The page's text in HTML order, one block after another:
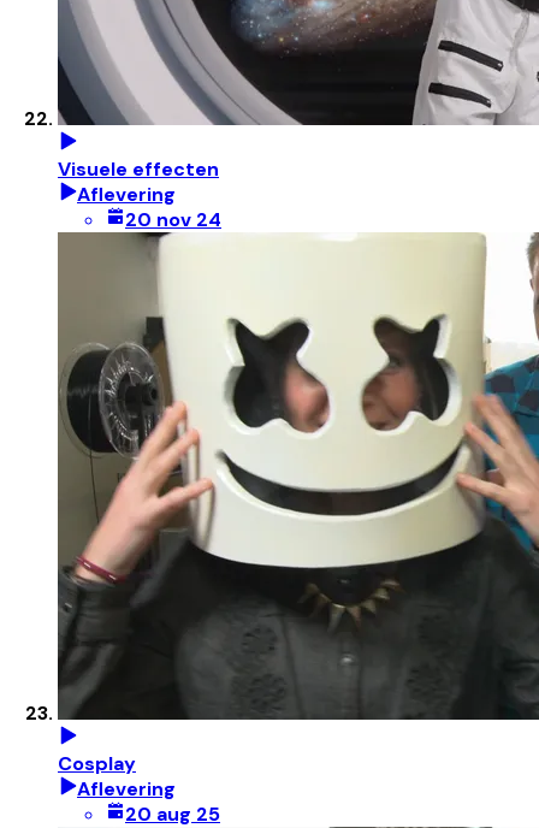
Visuele effecten
Aflevering
20 nov 24
Cosplay
Aflevering
20 aug 25